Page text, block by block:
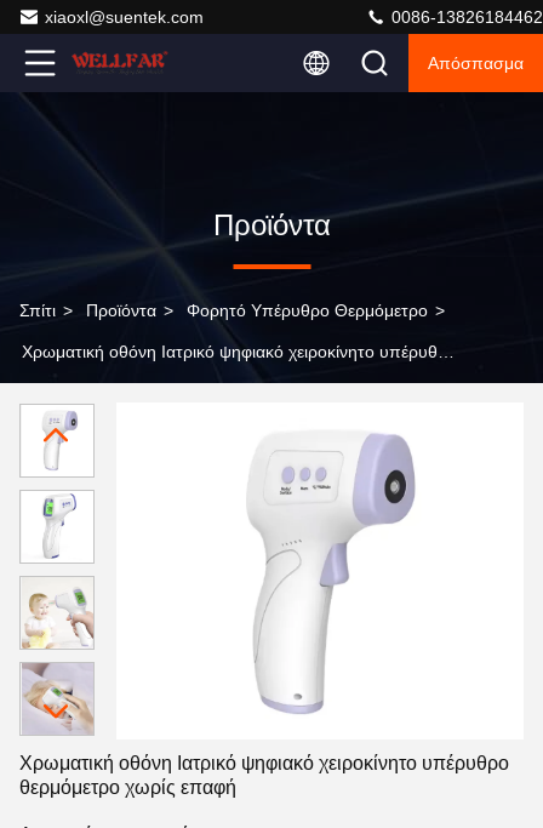
xiaoxl@suentek.com 0086-13826184462
Απόσπασμα
Προϊόντα
Σπίτι > Προϊόντα > Φορητό Υπέρυθρο Θερμόμετρο >
Χρωματική οθόνη Ιατρικό ψηφιακό χειροκίνητο υπέρυθρο
Χρωματική οθόνη Ιατρικό ψηφιακό χειροκίνητο υπέρυθρο
θερμόμετρο χωρίς επαφή